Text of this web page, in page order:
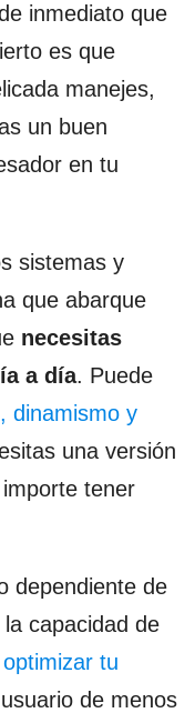
inmediato que
es que
manejes,
un buen
en tu
sistemas y
que abarque
necesitas
a día. Puede
dinamismo y
una versión
tener
dependiente de
capacidad de
tu
de menos